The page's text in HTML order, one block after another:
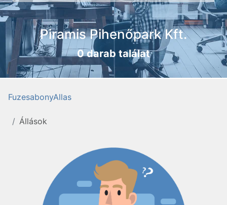
Piramis Pihenőpark Kft.
0 darab találat
FuzesabonyAllas
Állások